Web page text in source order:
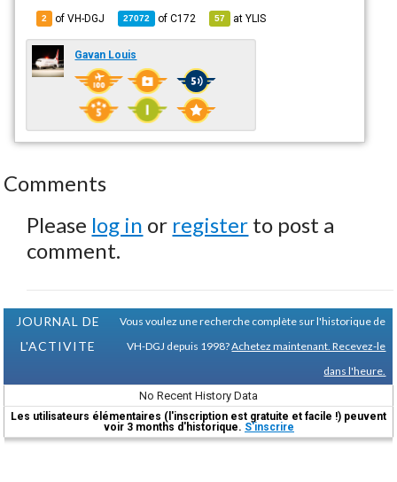
2 of VH-DGJ 27072 ofC172 57 atYLIS
Gavan Louis
Comments
Please log in or register to post a
comment.
JOURNAL DE
L'ACTIVITE
Vous voulez une recherche complète sur l'historique de
VH-DGJ depuis 1998?Achetez maintenant. Recevez-le
dans l'heure.
No Recent History Data
Les utilisateurs élémentaires (l'inscription est gratuite et facile !) peuvent
voir 3 months d'historique. S'inscrire